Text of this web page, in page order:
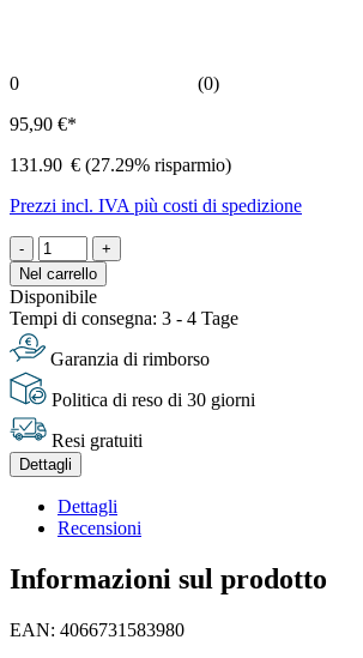
0
(0)
95,90 €*
131.90 € (27.29% risparmio)
Prezzi incl. IVA più costi di spedizione
-
+
Nel carrello
Disponibile
Tempi di consegna: 3 - 4 Tage
Garanzia di rimborso
Politica di reso di 30 giorni
Resi gratuiti
Dettagli
Dettagli
Recensioni
Informazioni sul prodotto
EAN: 4066731583980